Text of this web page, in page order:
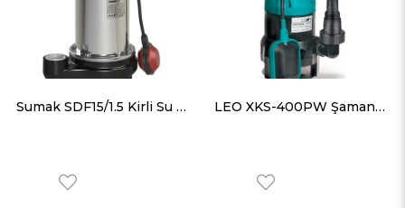
Sumak SDF15/1.5 Kirli Su Dalgıç Pompa Monofaze (220V) 1.5 Hp LEO XKS-400PW Şamandıralı Pis Su Dalgıç Pompa 125 lt/dk 4.8mss